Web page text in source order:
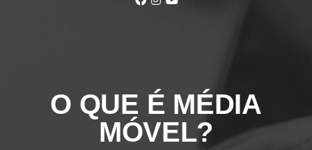
O QUE É MÉDIA
MÓVEL?